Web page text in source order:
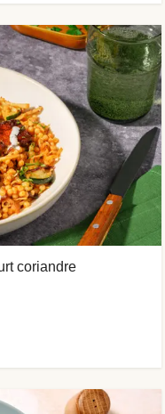
coriandre